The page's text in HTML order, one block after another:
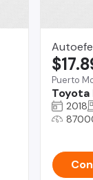
Puerto
Toyota
2018